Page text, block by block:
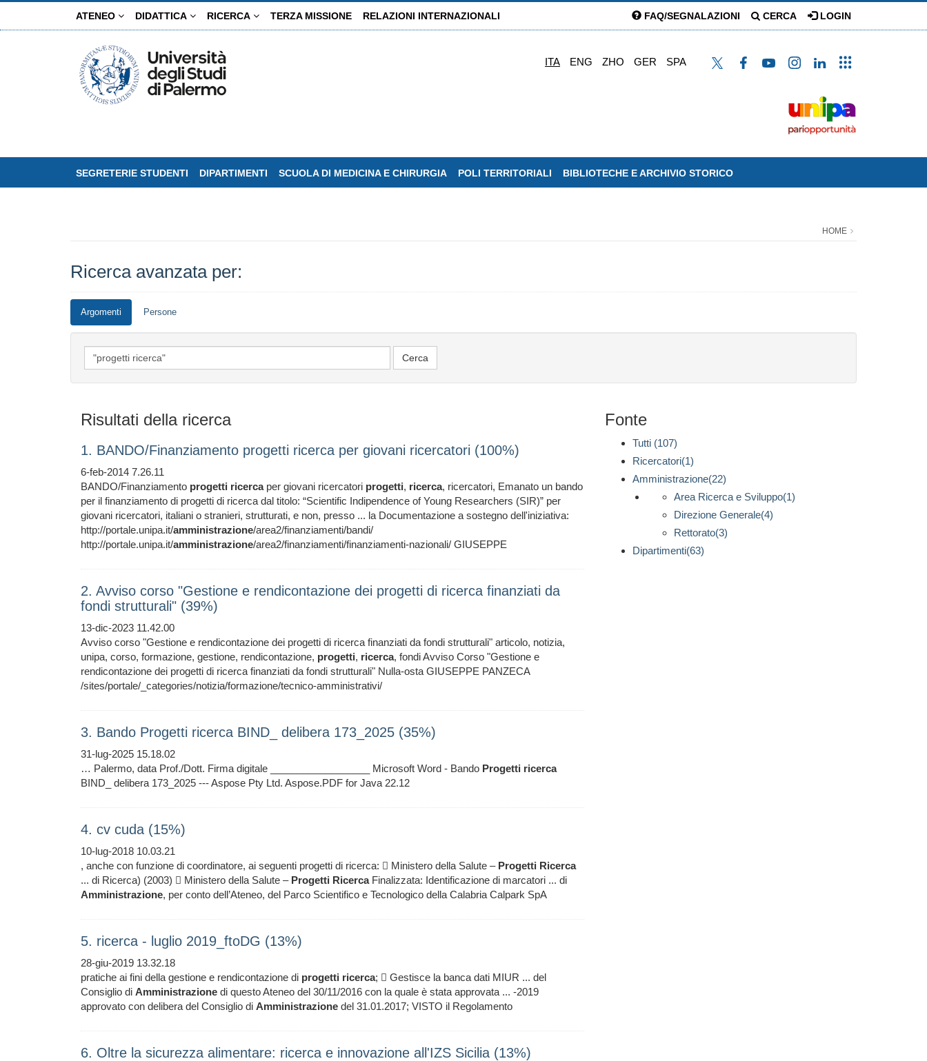
ATENEO DIDATTICA RICERCA TERZA MISSIONE RELAZIONI INTERNAZIONALI FAQ/SEGNALAZIONI CERCA LOGIN
ITA ENG ZHO GER SPA
SEGRETERIE STUDENTI DIPARTIMENTI SCUOLA DI MEDICINA E CHIRURGIA POLI TERRITORIALI BIBLIOTECHE E ARCHIVIO STORICO
HOME
Ricerca avanzata per:
Argomenti Persone
Risultati della ricerca
1. BANDO/Finanziamento progetti ricerca per giovani ricercatori (100%)
6-feb-2014 7.26.11
BANDO/Finanziamento progetti ricercaper giovani ricercatori progetti, ricerca, ricercatori, Emanato un bando
per il finanziamento di progetti di ricerca dal titolo: “Scientific Indipendence of Young Researchers (SIR)” per
giovani ricercatori, italiani o stranieri, strutturati, e non, presso ... la Documentazione a sostegno dell'iniziativa:
http://portale.unipa.it/amministrazione/area2/finanziamenti/bandi/
http://portale.unipa.it/amministrazione/area2/finanziamenti/finanziamenti-nazionali/ GIUSEPPE
2. Avviso corso "Gestione e rendicontazione dei progetti di ricerca finanziati da
fondi strutturali" (39%)
13-dic-2023 11.42.00
Avviso corso "Gestione e rendicontazione dei progetti di ricerca finanziati da fondi strutturali" articolo, notizia,
unipa, corso, formazione, gestione, rendicontazione, progetti, ricerca, fondi Avviso Corso "Gestione e
rendicontazione dei progetti di ricerca finanziati da fondi strutturali" Nulla-osta GIUSEPPE PANZECA
/sites/portale/_categories/notizia/formazione/tecnico-amministrativi/
3. Bando Progetti ricerca BIND_ delibera 173_2025 (35%)
31-lug-2025 15.18.02
… Palermo, data Prof./Dott. Firma digitale __________________ Microsoft Word - Bando Progetti ricerca
BIND_ delibera 173_2025 --- Aspose Pty Ltd. Aspose.PDF for Java 22.12
4. cv cuda (15%)
10-lug-2018 10.03.21
, anche con funzione di coordinatore, ai seguenti progetti di ricerca:  Ministero della Salute – Progetti Ricerca
... di Ricerca) (2003)  Ministero della Salute – Progetti RicercaFinalizzata: Identificazione di marcatori ... di
Amministrazione, per conto dell’Ateneo, del Parco Scientifico e Tecnologico della Calabria Calpark SpA
5. ricerca - luglio 2019_ftoDG (13%)
28-giu-2019 13.32.18
pratiche ai fini della gestione e rendicontazione di progetti ricerca;  Gestisce la banca dati MIUR ... del
Consiglio di Amministrazione di questo Ateneo del 30/11/2016 con la quale è stata approvata ... -2019
approvato con delibera del Consiglio di Amministrazione del 31.01.2017; VISTO il Regolamento
6. Oltre la sicurezza alimentare: ricerca e innovazione all'IZS Sicilia (13%)
Fonte
Tutti (107)
Ricercatori(1)
Amministrazione(22)
Area Ricerca e Sviluppo(1)
Direzione Generale(4)
Rettorato(3)
Dipartimenti(63)